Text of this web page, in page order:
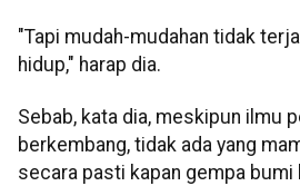
"Tapi mudah-mudahan tidak
hidup," harap dia.
Sebab, kata dia, meskipun ilmu
berkembang, tidak ada yang
secara pasti kapan gempa bumi